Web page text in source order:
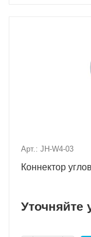
Арт.: JH-W4-03
Коннектор
Уточняйте